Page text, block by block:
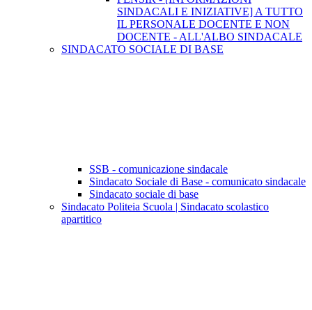
SINDACALI E INIZIATIVE] A TUTTO
IL PERSONALE DOCENTE E NON
DOCENTE - ALL'ALBO SINDACALE
SINDACATO SOCIALE DI BASE
SSB - comunicazione sindacale
Sindacato Sociale di Base - comunicato sindacale
Sindacato sociale di base
Sindacato Politeia Scuola | Sindacato scolastico
apartitico